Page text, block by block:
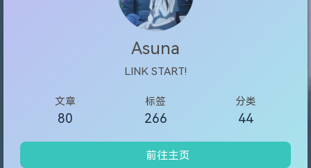
Asuna
LINK START!
文章
80
标签
266
分类
44
前往主页